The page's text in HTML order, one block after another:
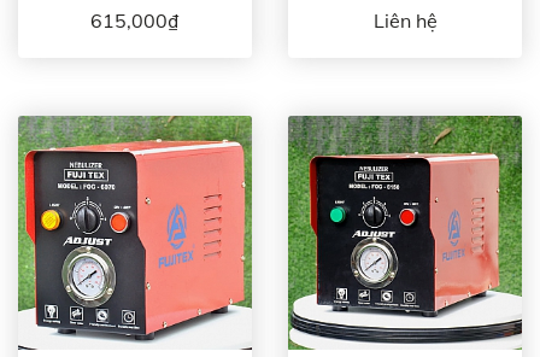
615,000₫ Liên hệ